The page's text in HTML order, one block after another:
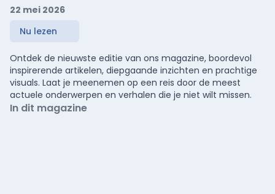
22 mei 2026
Nu lezen
Ontdek de nieuwste editie van ons magazine, boordevol
inspirerende artikelen, diepgaande inzichten en prachtige
visuals. Laat je meenemen op een reis door de meest
actuele onderwerpen en verhalen die je niet wilt missen.
In dit magazine